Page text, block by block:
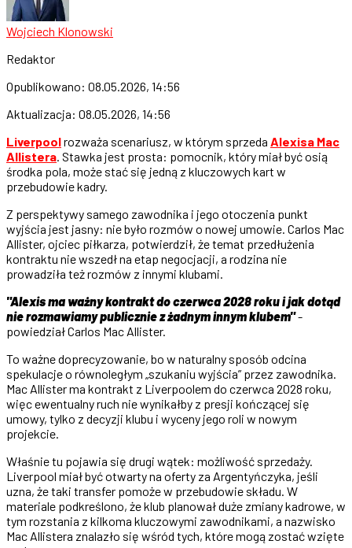
Wojciech Klonowski
Redaktor
Opublikowano: 08.05.2026, 14:56
Aktualizacja: 08.05.2026, 14:56
Liverpoolrozważa scenariusz, w którym sprzeda Alexisa Mac
Allistera. Stawka jest prosta: pomocnik, który miał być osią
środka pola, może stać się jedną z kluczowych kart w
przebudowie kadry.
Z perspektywy samego zawodnika i jego otoczenia punkt
wyjścia jest jasny: nie było rozmów o nowej umowie. Carlos Mac
Allister, ojciec piłkarza, potwierdził, że temat przedłużenia
kontraktu nie wszedł na etap negocjacji, a rodzina nie
prowadziła też rozmów z innymi klubami.
"Alexis ma ważny kontrakt do czerwca 2028 roku i jak dotąd
nie rozmawiamy publicznie z żadnym innym klubem"-
powiedział Carlos Mac Allister.
To ważne doprecyzowanie, bo w naturalny sposób odcina
spekulacje o równoległym „szukaniu wyjścia” przez zawodnika.
Mac Allister ma kontrakt z Liverpoolem do czerwca 2028 roku,
więc ewentualny ruch nie wynikałby z presji kończącej się
umowy, tylko z decyzji klubu i wyceny jego roli w nowym
projekcie.
Właśnie tu pojawia się drugi wątek: możliwość sprzedaży.
Liverpool miał być otwarty na oferty za Argentyńczyka, jeśli
uzna, że taki transfer pomoże w przebudowie składu. W
materiale podkreślono, że klub planował duże zmiany kadrowe, w
tym rozstania z kilkoma kluczowymi zawodnikami, a nazwisko
Mac Allistera znalazło się wśród tych, które mogą zostać wzięte